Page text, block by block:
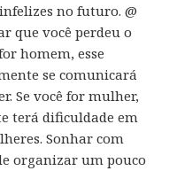
no futuro. @
que você perdeu o
homem, esse
se comunicará
Se você for mulher,
terá dificuldade em
Sonhar com
organizar um pouco